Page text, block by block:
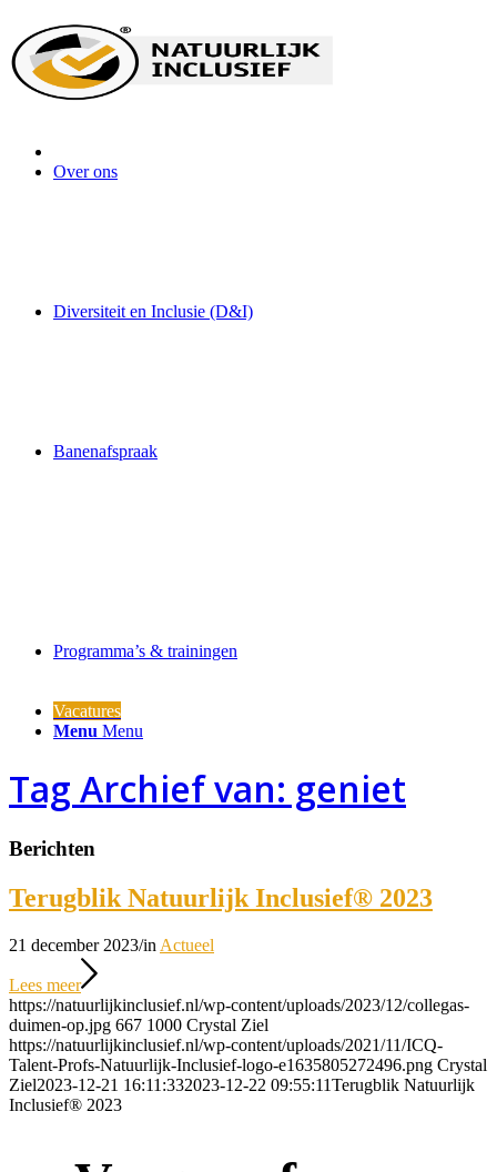
Over ons
Diversiteit en Inclusie (D&I)
Banenafspraak
Programma’s & trainingen
Vacatures
Menu Menu
Tag Archief van: geniet
Berichten
Terugblik Natuurlijk Inclusief® 2023
21 december 2023/in Actueel
Lees meer
https://natuurlijkinclusief.nl/wp-content/uploads/2023/12/collegas-
duimen-op.jpg 667 1000 Crystal Ziel
https://natuurlijkinclusief.nl/wp-content/uploads/2021/11/ICQ-
Talent-Profs-Natuurlijk-Inclusief-logo-e1635805272496.png Crystal
Ziel2023-12-21 16:11:332023-12-22 09:55:11Terugblik Natuurlijk
Inclusief® 2023